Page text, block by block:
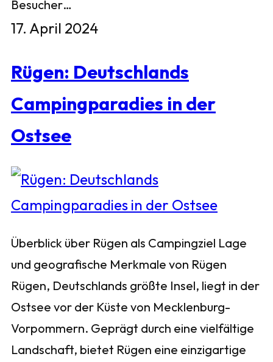
Besucher…
17. April 2024
Rügen: Deutschlands
Campingparadies in der
Ostsee
Überblick über Rügen als Campingziel Lage
und geografische Merkmale von Rügen
Rügen, Deutschlands größte Insel, liegt in der
Ostsee vor der Küste von Mecklenburg-
Vorpommern. Geprägt durch eine vielfältige
Landschaft, bietet Rügen eine einzigartige